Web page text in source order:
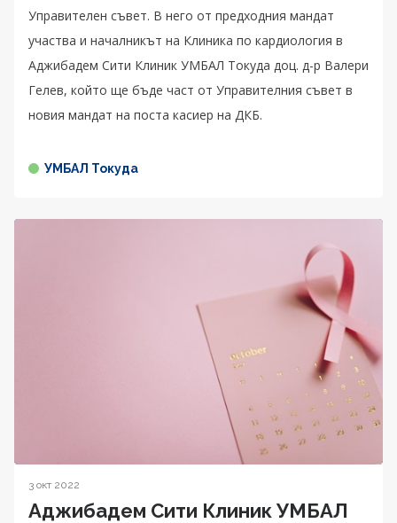
Управителен съвет. В него от предходния мандат
участва и началникът на Клиника по кардиология в
Аджибадем Сити Клиник УМБАЛ Токуда доц. д-р Валери
Гелев, който ще бъде част от Управителния съвет в
новия мандат на поста касиер на ДКБ.
УМБАЛ Токуда
3 окт 2022
Аджибадем Сити Клиник УМБАЛ